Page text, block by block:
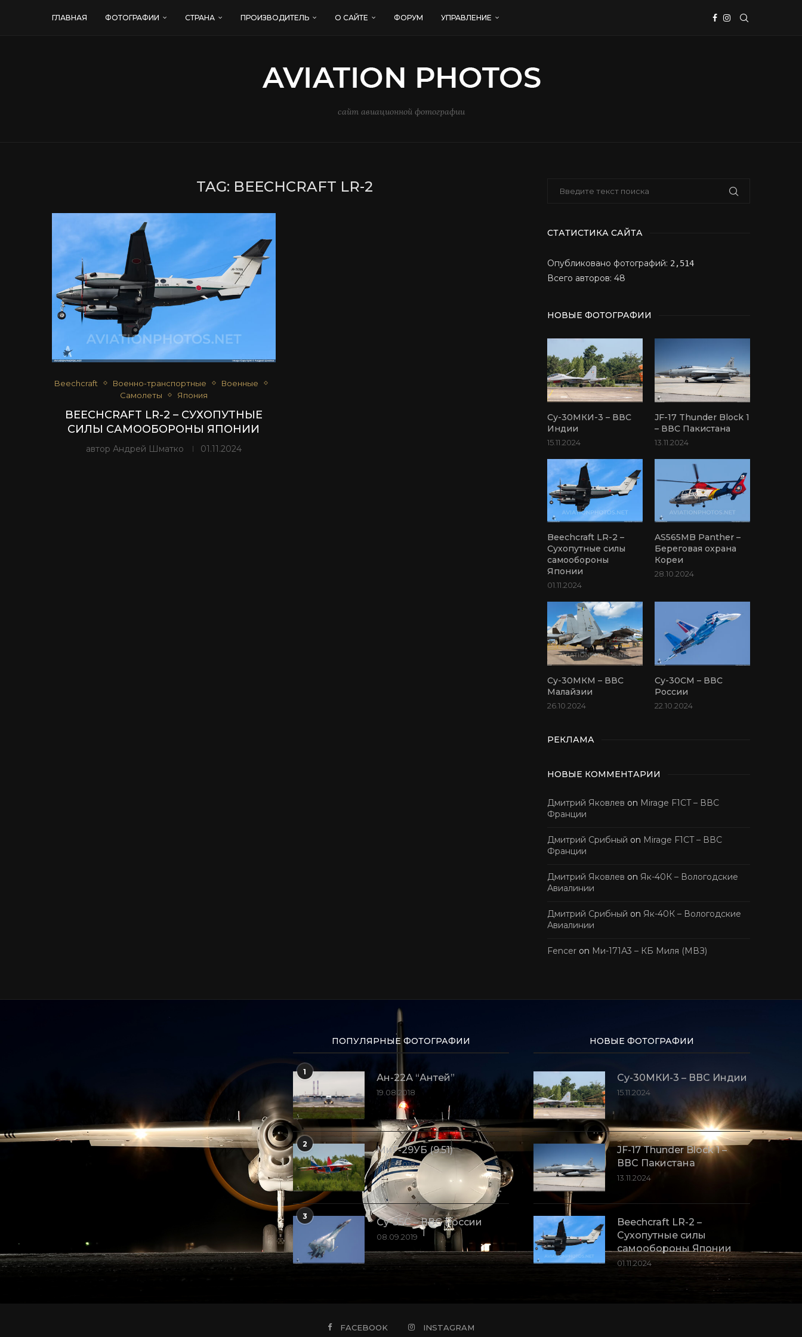
ГЛАВНАЯ ФОТОГРАФИИ СТРАНА ПРОИЗВОДИТЕЛЬ О САЙТЕ ФОРУМ УПРАВЛЕНИЕ
сайт авиационной фотографии
TAG: BEECHCRAFT LR-2
Beechcraft Военно-транспортные
Военные
Самолеты
Япония
BEECHCRAFT LR-2 – СУХОПУТНЫЕ
СИЛЫ САМООБОРОНЫ ЯПОНИИ
автор Андрей Шматко 01.11.2024
СТАТИСТИКА САЙТА
Опубликовано фотографий: 2,514
Всего авторов: 48
НОВЫЕ ФОТОГРАФИИ
Су-30МКИ-3 – ВВС
Индии
15.11.2024
JF-17 Thunder Block 1
– ВВС Пакистана
13.11.2024
Beechcraft LR-2 –
Сухопутные силы
самообороны
Японии
01.11.2024
AS565MB Panther –
Береговая охрана
Кореи
28.10.2024
Су-30МКМ – ВВС
Малайзии
26.10.2024
Су-30СМ – ВВС
России
22.10.2024
РЕКЛАМА
НОВЫЕ КОММЕНТАРИИ
Дмитрий Яковлев on Mirage F1CT – ВВС
Франции
Дмитрий Срибный on Mirage F1CT – ВВС
Франции
Дмитрий Яковлев on Як-40К – Вологодские
Авиалинии
Дмитрий Срибный on Як-40К – Вологодские
Авиалинии
Fencer on Ми-171А3 – КБ Миля (МВЗ)
ПОПУЛЯРНЫЕ ФОТОГРАФИИ
1
Ан-22А “Антей”
19.08.2018
2
МиГ-29УБ (9.51)
10.09.2018
3
Су-35С – ВВС России
08.09.2019
НОВЫЕ ФОТОГРАФИИ
Су-30МКИ-3 – ВВС Индии
15.11.2024
JF-17 Thunder Block 1 –
ВВС Пакистана
13.11.2024
Beechcraft LR-2 –
Сухопутные силы
самообороны Японии
01.11.2024
FACEBOOK INSTAGRAM